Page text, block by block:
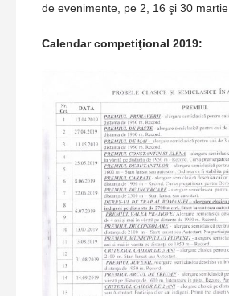
de evenimente, pe 2, 16 şi 30 martie.
Calendar competiţional 2019: